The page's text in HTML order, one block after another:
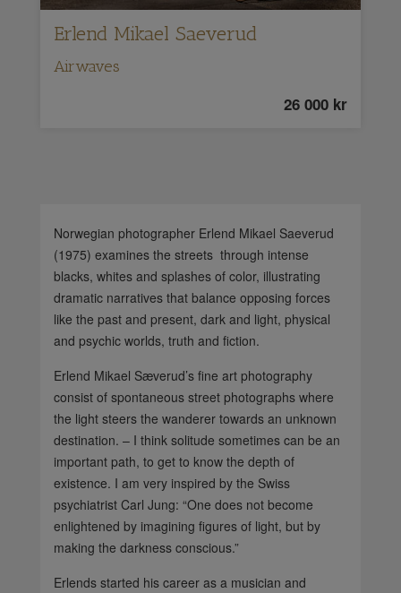
Erlend Mikael Saeverud
Airwaves
26 000 kr
Norwegian photographer Erlend Mikael Saeverud
(1975) examines the streets through intense
blacks, whites and splashes of color, illustrating
dramatic narratives that balance opposing forces
like the past and present, dark and light, physical
and psychic worlds, truth and fiction.
Erlend Mikael Sæverud’s fine art photography
consist of spontaneous street photographs where
the light steers the wanderer towards an unknown
destination. – I think solitude sometimes can be an
important path, to get to know the depth of
existence. I am very inspired by the Swiss
psychiatrist Carl Jung: “One does not become
enlightened by imagining figures of light, but by
making the darkness conscious.”
Erlends started his career as a musician and